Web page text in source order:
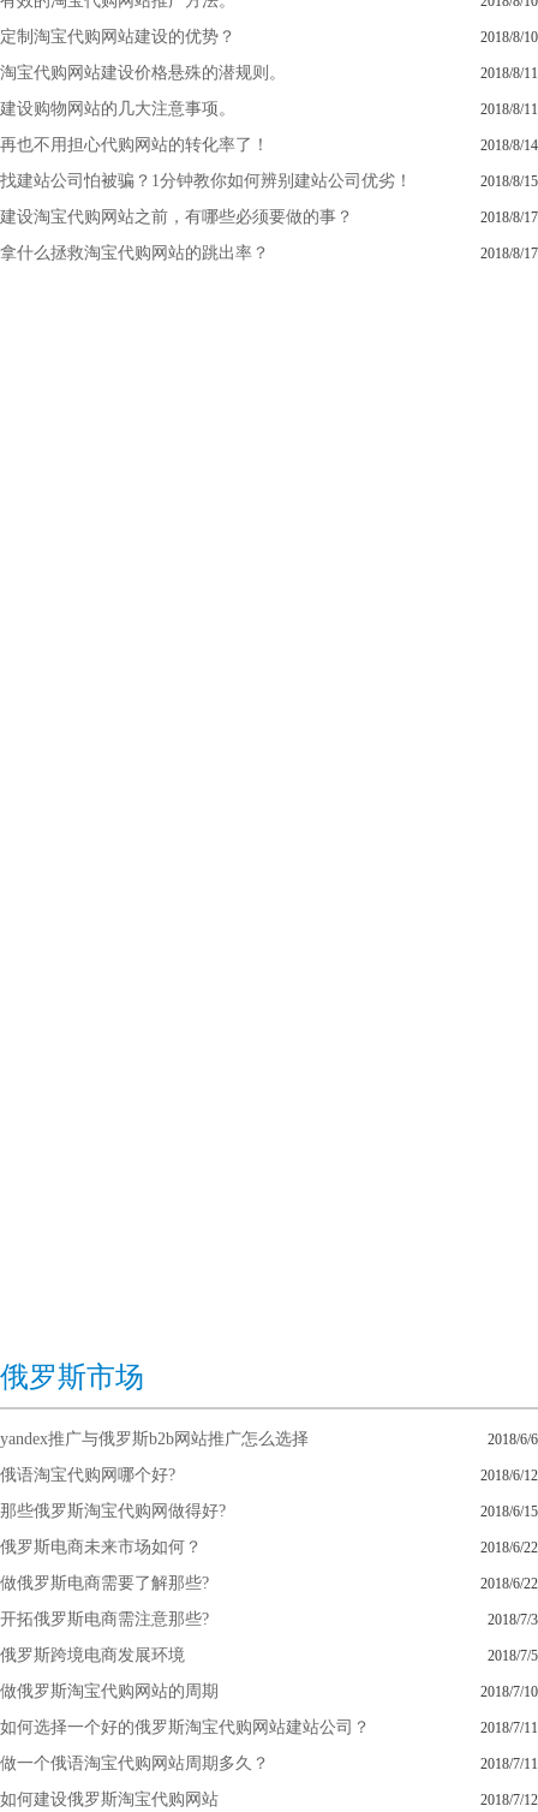
定制淘宝代购网站建设的优势？ 2018/8/10
淘宝代购网站建设价格悬殊的潜规则。 2018/8/11
建设购物网站的几大注意事项。 2018/8/11
再也不用担心代购网站的转化率了！ 2018/8/14
找建站公司怕被骗？1分钟教你如何辨别建站公司优劣！ 2018/8/15
建设淘宝代购网站之前，有哪些必须要做的事？ 2018/8/17
拿什么拯救淘宝代购网站的跳出率？ 2018/8/17
俄罗斯市场
yandex推广与俄罗斯b2b网站推广怎么选择 2018/6/6
俄语淘宝代购网哪个好? 2018/6/12
那些俄罗斯淘宝代购网做得好? 2018/6/15
俄罗斯电商未来市场如何？ 2018/6/22
做俄罗斯电商需要了解那些? 2018/6/22
开拓俄罗斯电商需注意那些? 2018/7/3
俄罗斯跨境电商发展环境 2018/7/5
做俄罗斯淘宝代购网站的周期 2018/7/10
如何选择一个好的俄罗斯淘宝代购网站建站公司？ 2018/7/11
做一个俄语淘宝代购网站周期多久？ 2018/7/11
如何建设俄罗斯淘宝代购网站 2018/7/12